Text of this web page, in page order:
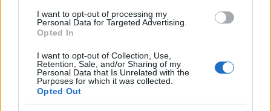
I want to opt-out of processing my
Personal Data for Targeted Advertising.
Opted In
I want to opt-out of Collection, Use,
Retention, Sale, and/or Sharing of my
Personal Data that Is Unrelated with the
Purposes for which it was collected.
Opted Out
dekorációk, előkerülnek a nyuszik, és ideje ...